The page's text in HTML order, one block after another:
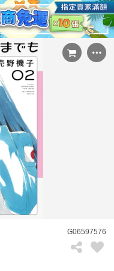
G06597576